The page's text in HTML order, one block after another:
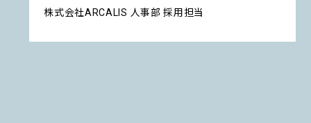
株式会社ARCALIS 人事部 採用担当